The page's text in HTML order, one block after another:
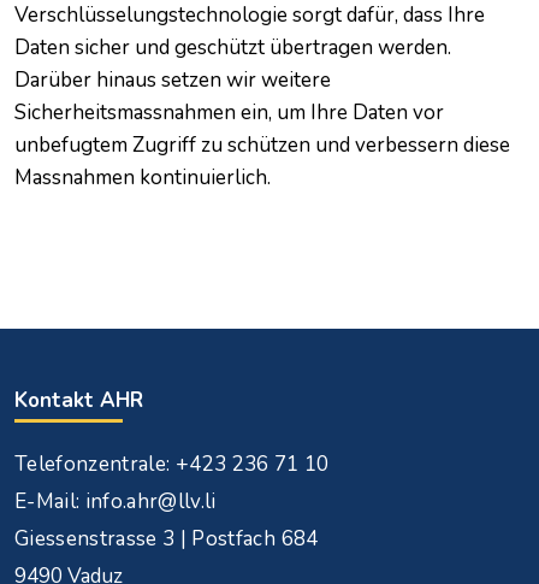
Verschlüsselungstechnologie sorgt dafür, dass Ihre
Daten sicher und geschützt übertragen werden.
Darüber hinaus setzen wir weitere
Sicherheitsmassnahmen ein, um Ihre Daten vor
unbefugtem Zugriff zu schützen und verbessern diese
Massnahmen kontinuierlich.
Kontakt AHR
Telefonzentrale: +423 236 71 10
E-Mail: info.ahr@llv.li
Giessenstrasse 3 | Postfach 684
9490 Vaduz